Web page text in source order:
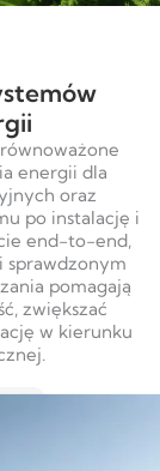
energii dla
oraz
po instalację i
end-to-end,
sprawdzonym
pomagają
zwiększać
w kierunku